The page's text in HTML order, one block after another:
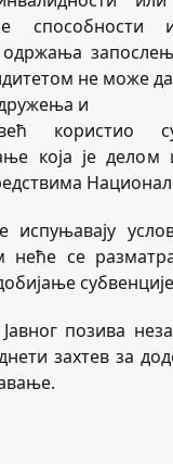
способности
не може
и
користио
која је делом
испуњавају
неће се
позива
захтев за